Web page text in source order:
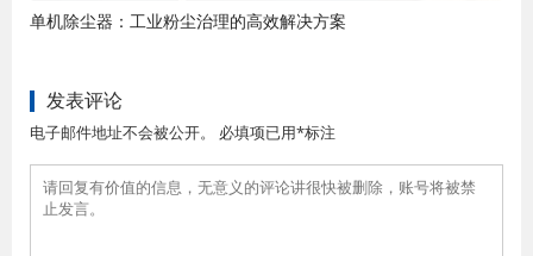
单机除尘器：工业粉尘治理的高效解决方案
发表评论
电子邮件地址不会被公开。 必填项已用*标注